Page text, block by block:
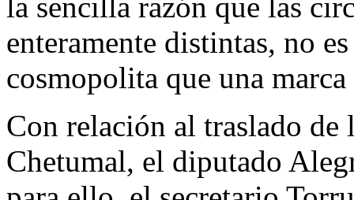
la sencilla razón que las
enteramente distintas, no
cosmopolita que una marca
Con relación al traslado de
Chetumal, el diputado